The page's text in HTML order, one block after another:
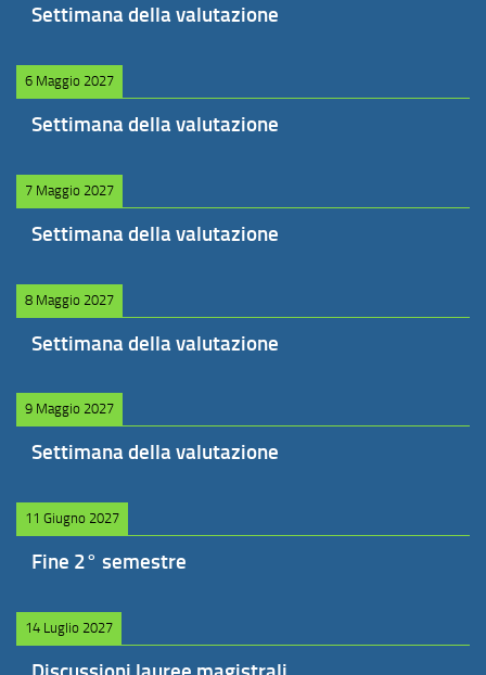
Settimana della valutazione
6 Maggio 2027
Settimana della valutazione
7 Maggio 2027
Settimana della valutazione
8 Maggio 2027
Settimana della valutazione
9 Maggio 2027
Settimana della valutazione
11 Giugno 2027
Fine 2° semestre
14 Luglio 2027